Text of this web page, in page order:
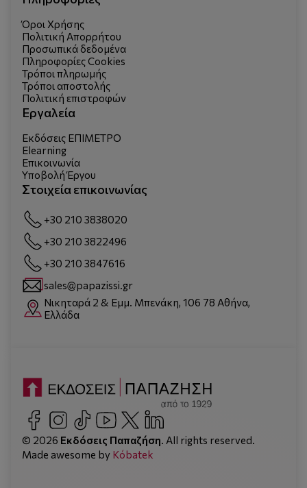
Όροι Χρήσης
Πολιτική Απορρήτου
Προσωπικά δεδομένα
Πληροφορίες Cookies
Τρόποι πληρωμής
Τρόποι αποστολής
Πολιτική επιστροφών
Εργαλεία
Εκδόσεις ΕΠΙΜΕΤΡΟ
Elearning
Επικοινωνία
Υποβολή Έργου
Στοιχεία επικοινωνίας
+30 210 3838020
+30 210 3822496
+30 210 3847616
sales@papazissi.gr
Νικηταρά 2 & Εμμ. Μπενάκη, 106 78 Αθήνα,
Ελλάδα
© 2026 Εκδόσεις Παπαζήση. All rights reserved.
Made awesome by Kόbatek